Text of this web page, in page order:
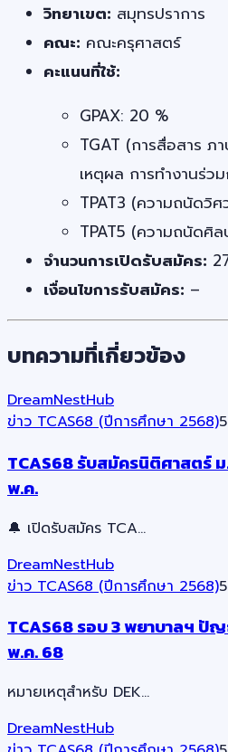
วิทยาเขต: สมุทรปราการ
คณะ: คณะครุศาสตร์
คะแนนที่ใช้:
GPAX: 20 %
TGAT (การสื่อสาร ภ
เหตุผล การทำงานร่ว
TPAT3 (ความถนัดวิ
TPAT5 (ความถนัดศิ
จำนวนการเปิดรับสมัคร:
เงื่อนไขการรับสมัคร: –
บทความที่เกี่ยวข้อง
DreamNestHub
ข่าว TCAS68 (ปีการศึกษา 2568)
TCAS68 รับสมัครนิติศาสตร์
พ.ค.
🔔 เปิดรับสมัคร TCA…
DreamNestHub
ข่าว TCAS68 (ปีการศึกษา 2568)
TCAS68 รอบ 3 พยาบาลฯ
พ.ค. 68
หมายเหตุสำหรับ DEK…
DreamNestHub